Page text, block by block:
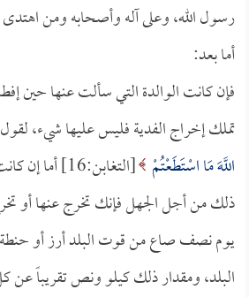
رسول الله، وعلى آله وأصحابه ومن اهتدى
أما بعد:
فإن كانت الوالدة التي سألت عنها حين
تملك إخراج الفدية فليس عليها شيء،
اللَّهَ مَا اسْتَطَعْتُمْ
[التغابن:16]
ذلك من أجل الجهل فإنك تخرج عنها أو
يوم نصف صاع من قوت البلد أرز أو
البلد، ومقدار ذلك كيلو ونص تقريباً عن